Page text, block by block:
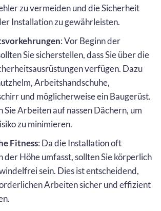
zu vermeiden und die Sicherheit
Installation zu gewährleisten.
: Vor Beginn der
Sie sicherstellen, dass Sie über die
verfügen. Dazu
Arbeitshandschuhe,
und möglicherweise ein Baugerüst.
Sie Arbeiten auf nassen Dächern, um
zu minimieren.
Fitness: Da die Installation oft
der Höhe umfasst, sollten Sie körperlich
sein. Dies ist entscheidend,
Arbeiten sicher und effizient